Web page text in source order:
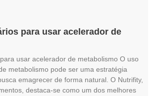
para usar acelerador de
usar acelerador de metabolismo O uso
metabolismo pode ser uma estratégia
emagrecer de forma natural. O Nutrifity,
destaca-se como um dos melhores